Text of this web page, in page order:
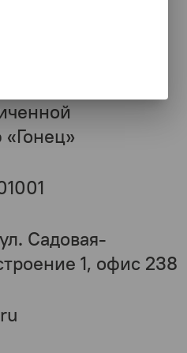
Садовая-
1, офис 238